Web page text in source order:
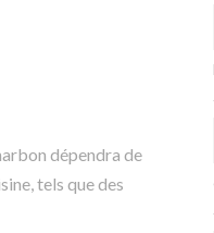
dépendra de
tels que des